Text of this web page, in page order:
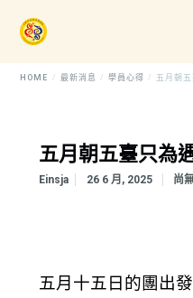
HOME 最新消息 學員心得 五月朝
五月朝五臺只為
Einsja 26 6 月, 2025 尚
五月十五日的團出